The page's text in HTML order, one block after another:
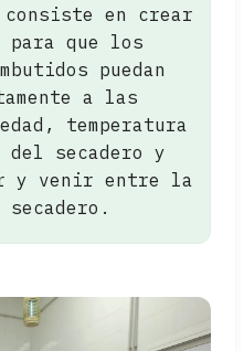
en crear
para que los
puedan
a las
temperatura
secadero y
y venir entre la